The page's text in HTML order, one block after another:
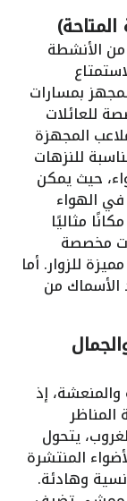
الأنشطة
بمسارات
للعائلات
المجهزة
للنزهات
حيث يمكن
في الهواء
مثاليًا
مخصصة
للزوار. أما
الأسماك من
إذ
المناظر
يتحول
المنتشرة
وهادئة.